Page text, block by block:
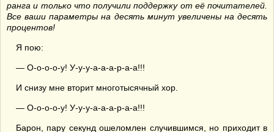
ранга и только что получили поддержку от её почитателей.
Все ваши параметры на десять минут увеличены на десять
процентов!
Я пою:
— О-о-о-о-у! У-у-у-а-а-а-р-а-а!!!
И снизу мне вторит многотысячный хор.
— О-о-о-о-у! У-у-у-а-а-а-р-а-а!!!
Барон, пару секунд ошеломлен случившимся, но приходит в